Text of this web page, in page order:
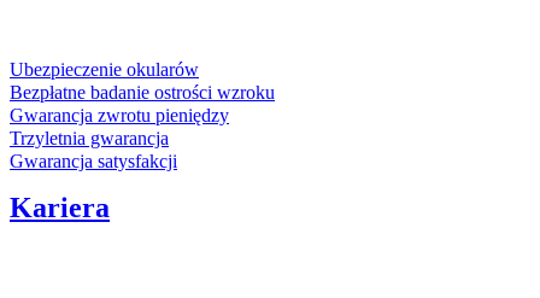
Ubezpieczenie okularów
Bezpłatne badanie ostrości wzroku
Gwarancja zwrotu pieniędzy
Trzyletnia gwarancja
Gwarancja satysfakcji
Kariera